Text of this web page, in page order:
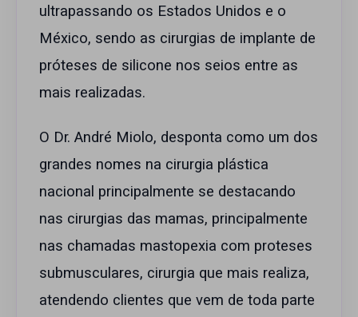
ultrapassando os Estados Unidos e o
México, sendo as cirurgias de implante de
próteses de silicone nos seios entre as
mais realizadas.
O Dr. André Miolo, desponta como um dos
grandes nomes na cirurgia plástica
nacional principalmente se destacando
nas cirurgias das mamas, principalmente
nas chamadas mastopexia com proteses
submusculares, cirurgia que mais realiza,
atendendo clientes que vem de toda parte